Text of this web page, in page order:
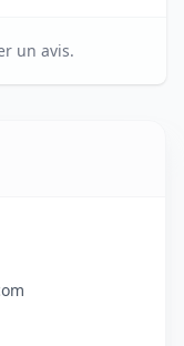
un avis.